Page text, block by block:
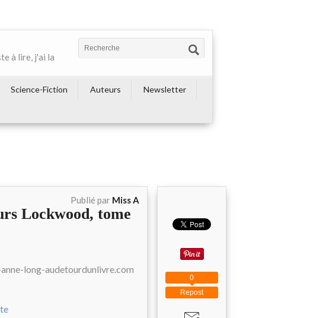
à lire, j'ai la
Science-Fiction Auteurs
Newsletter
Publié par Miss A
Lockwood, tome
Repost
0